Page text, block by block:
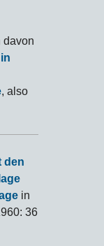
davon
, also
den
in
36